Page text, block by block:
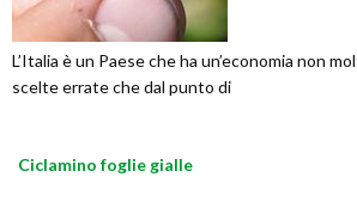
L’Italia è un Paese che ha un’economia non
scelte errate che dal punto di
Ciclamino foglie gialle